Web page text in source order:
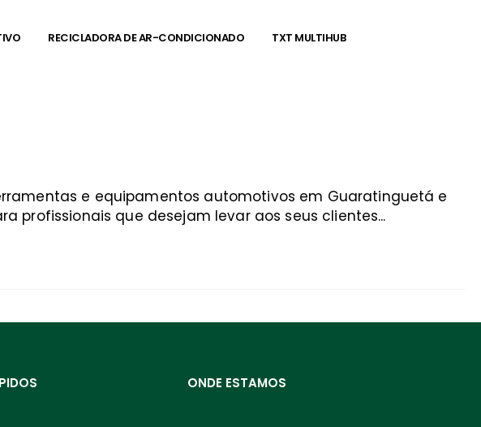
RECICLADORA DE AR-CONDICIONADO TXT MULTIHUB
e equipamentos automotivos em Guaratinguetá e
profissionais que desejam levar aos seus clientes...
ONDE ESTAMOS